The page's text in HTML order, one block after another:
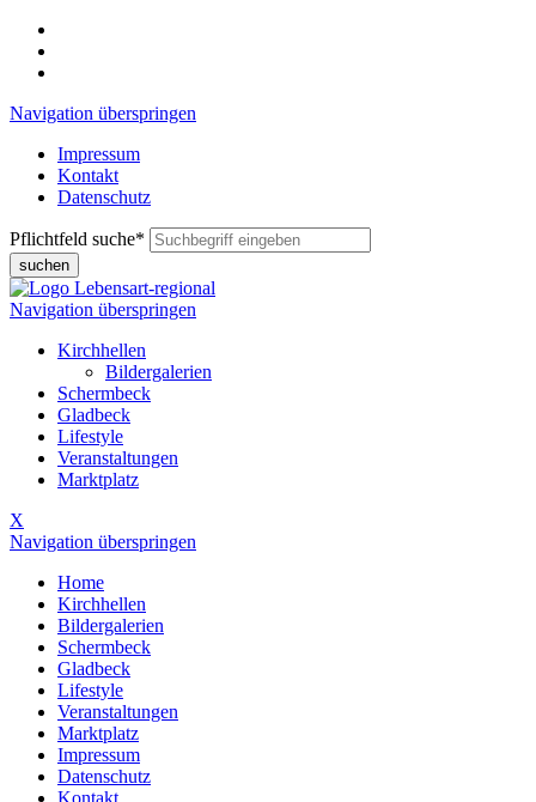
Navigation überspringen
Impressum
Kontakt
Datenschutz
Pflichtfeld suche*
suchen
Navigation überspringen
Kirchhellen
Bildergalerien
Schermbeck
Gladbeck
Lifestyle
Veranstaltungen
Marktplatz
X
Navigation überspringen
Home
Kirchhellen
Bildergalerien
Schermbeck
Gladbeck
Lifestyle
Veranstaltungen
Marktplatz
Impressum
Datenschutz
Kontakt